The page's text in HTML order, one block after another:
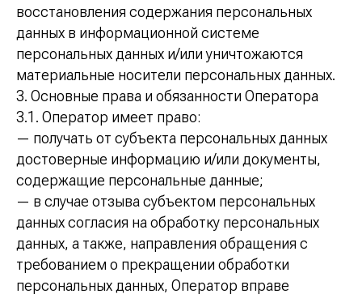
восстановления содержания персональных
данных в информационной системе
персональных данных и/или уничтожаются
материальные носители персональных данных.
3. Основные права и обязанности Оператора
3.1. Оператор имеет право:
— получать от субъекта персональных данных
достоверные информацию и/или документы,
содержащие персональные данные;
— в случае отзыва субъектом персональных
данных согласия на обработку персональных
данных, а также, направления обращения с
требованием о прекращении обработки
персональных данных, Оператор вправе